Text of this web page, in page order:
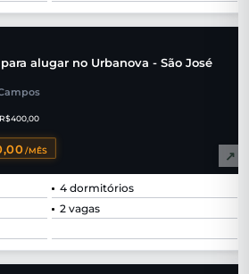
alugar no Urbanova - São José
R$400,00
/MÊS ↗
4 dormitórios
2 vagas